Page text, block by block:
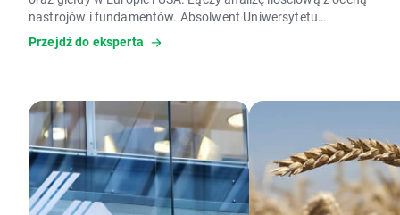
nastrojów i fundamentów. Absolwent Uniwersytetu
Warszawskiego oraz Sorbony na kierunku Quantitative
Finance.
Przejdź do eksperta